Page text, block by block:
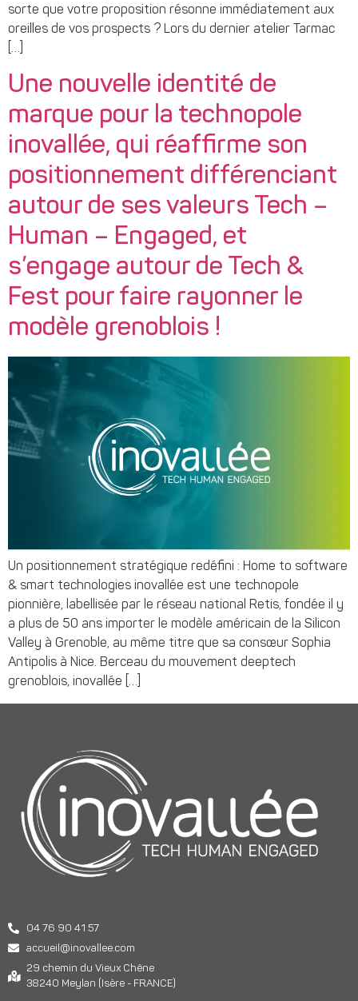
sorte que votre proposition résonne immédiatement aux
oreilles de vos prospects ? Lors du dernier atelier Tarmac
[…]
Une nouvelle identité de
marque pour la technopole
inovallée, qui réaffirme son
positionnement différenciant
autour de ses valeurs Tech –
Human – Engaged, et
s’engage autour de Tech &
Fest pour faire rayonner le
modèle grenoblois !
Un positionnement stratégique redéfini : Home to software
& smart technologies inovallée est une technopole
pionnière, labellisée par le réseau national Retis, fondée il y
a plus de 50 ans importer le modèle américain de la Silicon
Valley à Grenoble, au même titre que sa consœur Sophia
Antipolis à Nice. Berceau du mouvement deeptech
grenoblois, inovallée […]
04 76 90 41 57
accueil@inovallee.com
29 chemin du Vieux Chêne
38240 Meylan (Isère - FRANCE)